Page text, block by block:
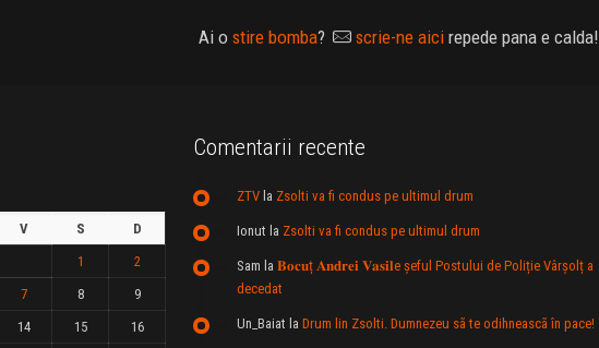
Ai o stire bomba? scrie-ne aicirepede pana e calda!
V S
D
1
2
7 8
9
14 15 16
Comentarii recente
ZTVla Zsolti va fi condus pe ultimul drum
Ionut la Zsolti va fi condus pe ultimul drum
Sam la 𝐁𝐨𝐜𝐮ț 𝐀𝐧𝐝𝐫𝐞𝐢 𝐕𝐚𝐬𝐢𝐥e şeful Postului de Poliție Vârșolț a
decedat
Un_Baiat la Drum lin Zsolti. Dumnezeu sã te odihneascã în pace!